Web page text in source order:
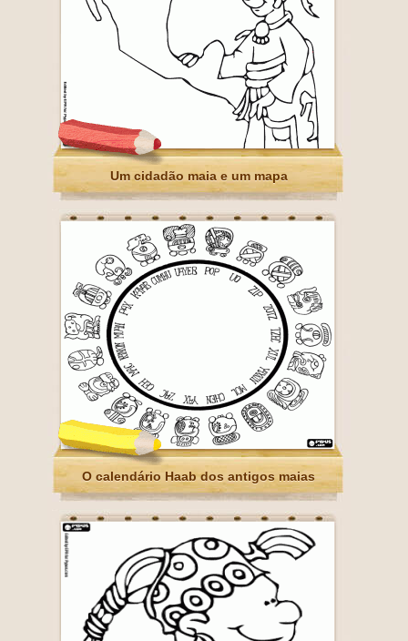
Um cidadão maia e um mapa
O calendário Haab dos antigos maias